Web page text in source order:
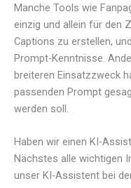
Manche Tools wie
einzig und allein für den
Captions zu erstellen,
Prompt-Kenntnisse.
breiteren Einsatzzweck
passenden Prompt
werden soll.
Haben wir einen KI-
Nächstes alle wichtigen
unser KI-Assistent bei